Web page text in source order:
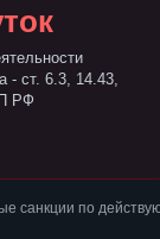
- ст. 6.3, 14.43,
РФ
санкции по